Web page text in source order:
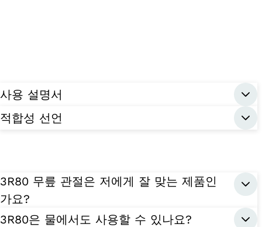
사용 설명서
적합성 선언
3R80 무릎 관절은 저에게 잘 맞는 제품인
가요?
3R80은 물에서도 사용할 수 있나요?